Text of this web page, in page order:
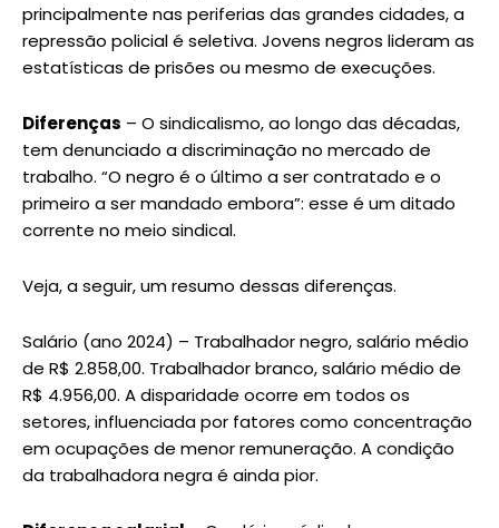
principalmente nas periferias das grandes cidades, a
repressão policial é seletiva. Jovens negros lideram as
estatísticas de prisões ou mesmo de execuções.
Diferenças – O sindicalismo, ao longo das décadas,
tem denunciado a discriminação no mercado de
trabalho. “O negro é o último a ser contratado e o
primeiro a ser mandado embora”: esse é um ditado
corrente no meio sindical.
Veja, a seguir, um resumo dessas diferenças.
Salário (ano 2024) – Trabalhador negro, salário médio
de R$ 2.858,00. Trabalhador branco, salário médio de
R$ 4.956,00. A disparidade ocorre em todos os
setores, influenciada por fatores como concentração
em ocupações de menor remuneração. A condição
da trabalhadora negra é ainda pior.